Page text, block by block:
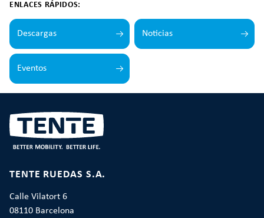
ENLACES RÁPIDOS:
Descargas Noticias
Eventos
TENTE RUEDAS S.A.
Calle Vilatort 6
08110 Barcelona